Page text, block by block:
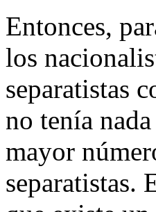
Entonces,
los
separatistas
no tenía
mayor
separatistas.